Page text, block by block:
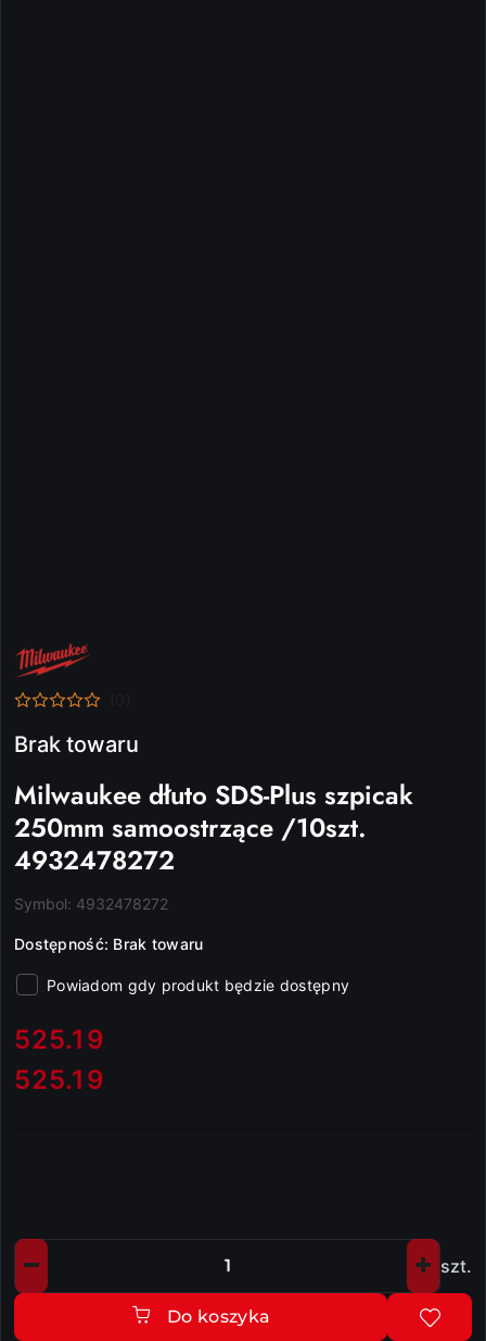
NAZWA
PRODUCENTA:
MILWAUKEE
Brak towaru
Milwaukee dłuto SDS-Plus szpicak
250mm samoostrzące /10szt.
4932478272
Symbol: 4932478272
Dostępność: Brak towaru
Powiadom gdy produkt będzie dostępny
cena:
525.19
Cena:
525.19
Ilość szt.
Do koszyka